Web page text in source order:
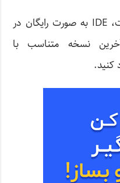
از آنجایی که آردوینو متن باز است، IDE به صورت رایگان در
نسخه متناسب با
کنید.